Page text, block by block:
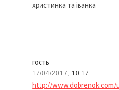
христинка та іванка
гость
17/04/2017, 10:17
http://www.dobrenok.com/